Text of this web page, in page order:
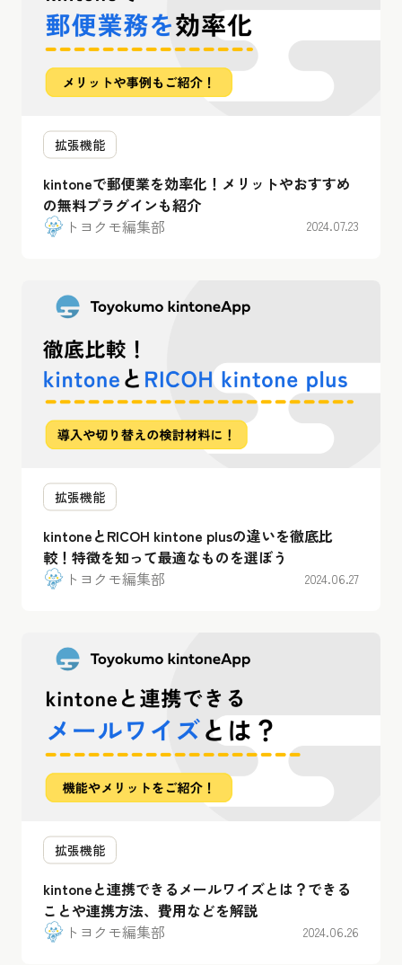
拡張機能
kintoneで郵便業を効率化！メリットやおすすめ
の無料プラグインも紹介
トヨクモ編集部
2024.07.23
拡張機能
kintoneとRICOH kintone plusの違いを徹底比
較！特徴を知って最適なものを選ぼう
トヨクモ編集部
2024.06.27
拡張機能
kintoneと連携できるメールワイズとは？できる
ことや連携方法、費用などを解説
トヨクモ編集部
2024.06.26